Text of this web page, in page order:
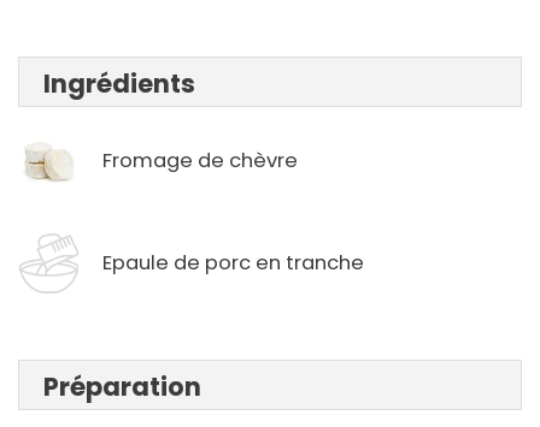
Ingrédients
Fromage de chèvre
Epaule de porc en tranche
Préparation